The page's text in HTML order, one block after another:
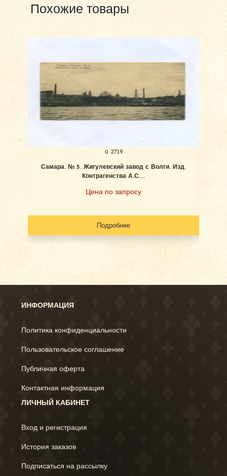
Похожие товары
о 2719
Самара. № 5. Жигулевский завод с Волги. Изд.
Контрагенства А.С....
Цена по запросу
Подробнее
ИНФОРМАЦИЯ
Политика конфиденциальности
Пользовательское соглашение
Публичная оферта
Контактная информация
ЛИЧНЫЙ КАБИНЕТ
Вход и регистрация
История заказов
Подписаться на рассылку